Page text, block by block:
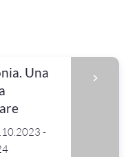
Una
-